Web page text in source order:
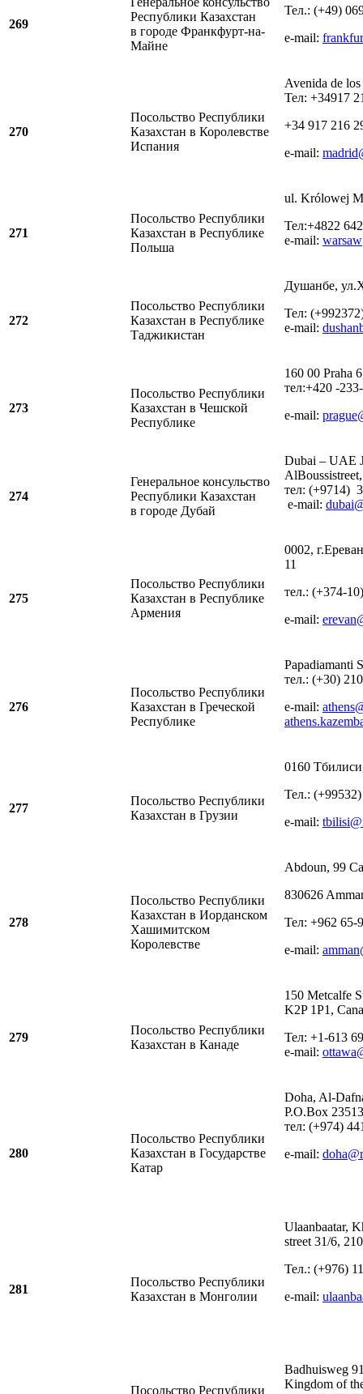
269
Республики Казахстан
в городе Франкфурт-на-
Майне
Тел.: (+49)
e-mail:
270
Посольство Республики
Казахстан в Королевстве
Испания
Avenida de
Тел: +34917
+34 917 216
e-mail:
271
Посольство Республики
Казахстан в Республике
Польша
ul. Królowej
Тел:+4822
е-mail:
272
Посольство Республики
Казахстан в Республике
Таджикистан
Душанбе,
Тел:
e-mail:
273
Посольство Республики
Казахстан в Чешской
Республике
160 00 Praha
тел:+420 -
e-mail:
274
Генеральное консульство
Республики Казахстан
в городе Дубай
Dubai – UAE
тел: (+9714)
e-mail:
275
Посольство Республики
Казахстан в Республике
Армения
0002,
11
тел.: (+374-
e-mail:
276
Посольство Республики
Казахстан в Греческой
Республике
Papadiamanti
тел.: (+30)
e-mail:
277
Посольство Республики
Казахстан в Грузии
0160
Тел.:
e-mail:
278
Посольство Республики
Казахстан в Иорданском
Хашимитском
Королевстве
Abdoun, 99
830626
Тел: +962 65-
e-mail:
279
Посольство Республики
Казахстан в Канаде
150 Metcalfe
K2P 1P1,
Тел: +1-613
e-mail:
280
Посольство Республики
Казахстан в Государстве
Катар
Doha, Al-
P.O.Box
тел: (+974)
e-mail:
281
Посольство Республики
Казахстан в Монголии
Ulaanbaatar,
street 31/6,
Тел.: (+976)
e-mail:
Посольство Республики
Badhuisweg
Kingdom of